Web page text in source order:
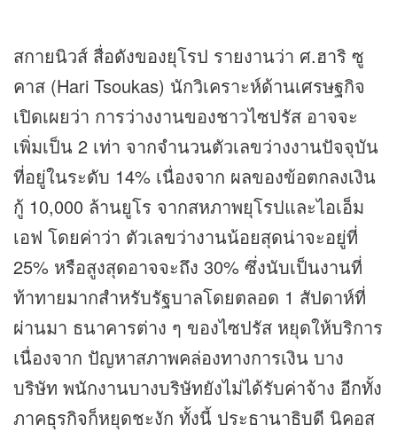
สกายนิวส์ สื่อดังของยุโรป รายงานว่า ศ.ฮาริ ซู
คาส (Hari Tsoukas) นักวิเคราะห์ด้านเศรษฐกิจ
เปิดเผยว่า การว่างงานของชาวไซปรัส อาจจะ
เพิ่มเป็น 2 เท่า จากจำนวนตัวเลขว่างงานปัจจุบัน
ที่อยู่ในระดับ 14% เนื่องจาก ผลของข้อตกลงเงิน
กู้ 10,000 ล้านยูโร จากสหภาพยุโรปและไอเอ็ม
เอฟ โดยค่าว่า ตัวเลขว่างานน้อยสุดน่าจะอยู่ที่
25% หรือสูงสุดอาจจะถึง 30% ซึ่งนับเป็นงานที่
ท้าทายมากสำหรับรัฐบาลโดยตลอด 1 สัปดาห์ที่
ผ่านมา ธนาคารต่าง ๆ ของไซปรัส หยุดให้บริการ
เนื่องจาก ปัญหาสภาพคล่องทางการเงิน บาง
บริษัท พนักงานบางบริษัทยังไม่ได้รับค่าจ้าง อีกทั้ง
ภาคธุรกิจก็หยุดชะงัก ทั้งนี้ ประธานาธิบดี นิคอส